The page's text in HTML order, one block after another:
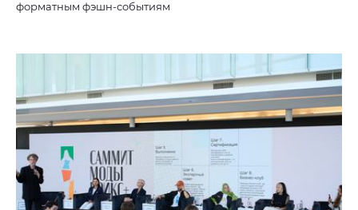
форматным фэшн-событиям